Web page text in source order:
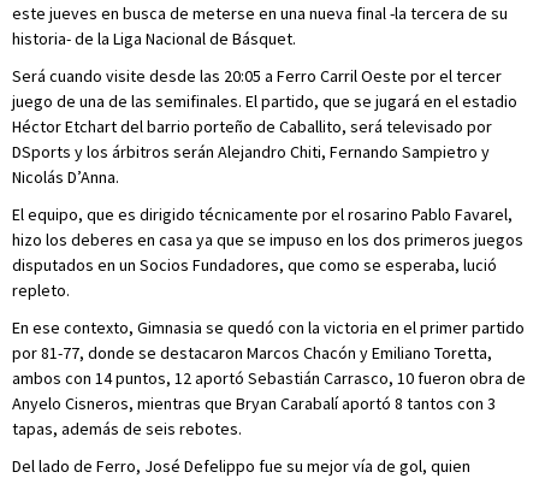
este jueves en busca de meterse en una nueva final -la tercera de su
historia- de la Liga Nacional de Básquet.
Será cuando visite desde las 20:05 a Ferro Carril Oeste por el tercer
juego de una de las semifinales. El partido, que se jugará en el estadio
Héctor Etchart del barrio porteño de Caballito, será televisado por
DSports y los árbitros serán Alejandro Chiti, Fernando Sampietro y
Nicolás D’Anna.
El equipo, que es dirigido técnicamente por el rosarino Pablo Favarel,
hizo los deberes en casa ya que se impuso en los dos primeros juegos
disputados en un Socios Fundadores, que como se esperaba, lució
repleto.
En ese contexto, Gimnasia se quedó con la victoria en el primer partido
por 81-77, donde se destacaron Marcos Chacón y Emiliano Toretta,
ambos con 14 puntos, 12 aportó Sebastián Carrasco, 10 fueron obra de
Anyelo Cisneros, mientras que Bryan Carabalí aportó 8 tantos con 3
tapas, además de seis rebotes.
Del lado de Ferro, José Defelippo fue su mejor vía de gol, quien